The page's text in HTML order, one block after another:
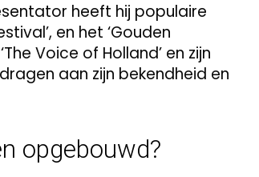
heeft hij populaire
en het ‘Gouden
Voice of Holland’ en zijn
aan zijn bekendheid en
opgebouwd?